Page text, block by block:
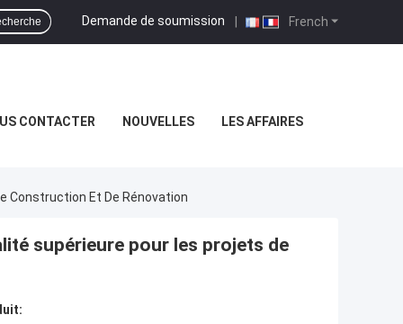
French
Demande de soumission |
CONTACTER NOUVELLES LES AFFAIRES
Construction Et De Rénovation
supérieure pour les projets de